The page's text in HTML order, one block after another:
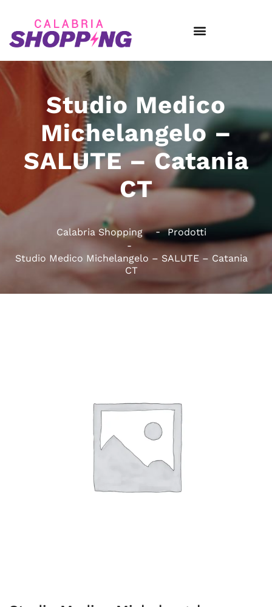
Studio Medico
Michelangelo –
SALUTE – Catania
CT
Calabria Shopping Prodotti
Studio Medico Michelangelo – SALUTE – Catania
CT